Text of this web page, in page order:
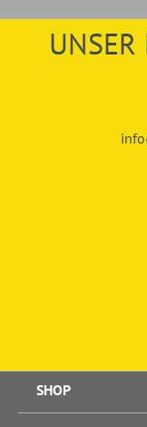
UNSER
SHOP